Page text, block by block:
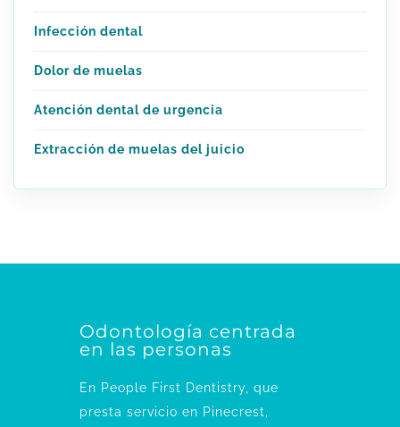
Infección dental
Dolor de muelas
Atención dental de urgencia
Extracción de muelas del juicio
Odontología centrada
en las personas
En People First Dentistry, que
presta servicio en Pinecrest,